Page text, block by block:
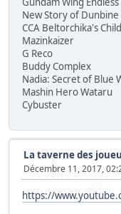
New Story of Dunbine
CCA Beltorchika's
Mazinkaizer
G Reco
Buddy Complex
Nadia: Secret of Blue
Mashin Hero Wataru
Cybuster
La taverne des
Décembre 11, 2017,
https://